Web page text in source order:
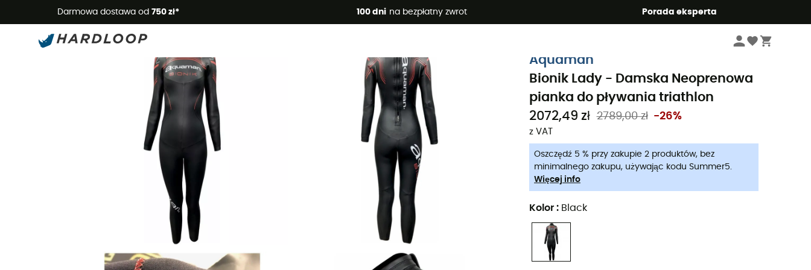
Darmowa dostawa od 750 zł* 100 dni na bezpłatny zwrot Porada eksperta
Letnie promocje 🔥 -5% DODATKOWO przy zakupie 2 produktów*, kod Summer5
Neoprenowe pianki do pływania damskie
Aquaman
Bionik Lady - Damska Neoprenowa
pianka do pływania triathlon
2072,49 zł 2789,00 zł -26%
z VAT
Oszczędź 5 % przy zakupie 2 produktów, bez
minimalnego zakupu, używając kodu Summer5.
Więcej info
Kolor : Black